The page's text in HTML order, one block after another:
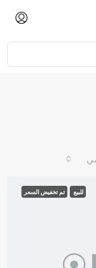
للبيع تم تخفيض السعر